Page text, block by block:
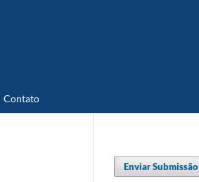
Contato
Enviar Submissão